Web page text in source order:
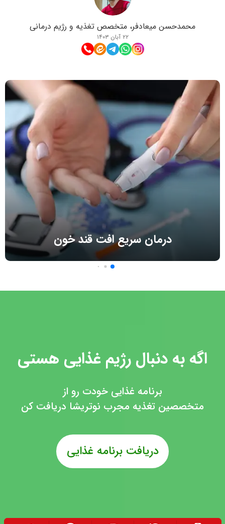
محمدحسن میعادفر، متخصص تغذیه و رژیم درمانی
۲۲ آبان ۱۴۰۳
درمان سریع افت قند خون
اگه به دنبال رژیم غذایی هستی
برنامه غذایی خودت رو از
متخصصین تغذیه مجرب نوتریشا دریافت کن
دریافت برنامه غذایی